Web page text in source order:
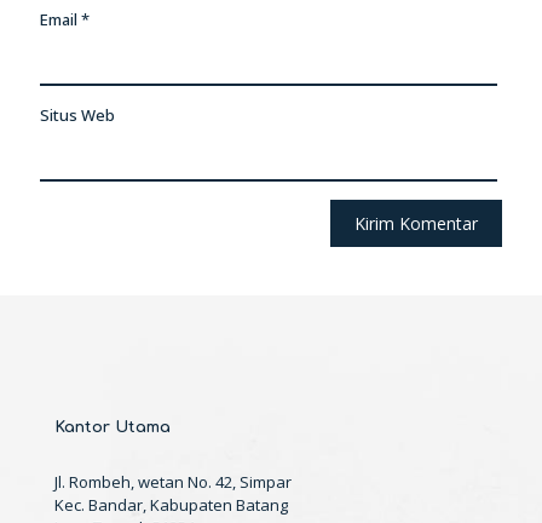
Email *
Situs Web
Kantor Utama
Jl. Rombeh, wetan No. 42, Simpar
Kec. Bandar, Kabupaten Batang